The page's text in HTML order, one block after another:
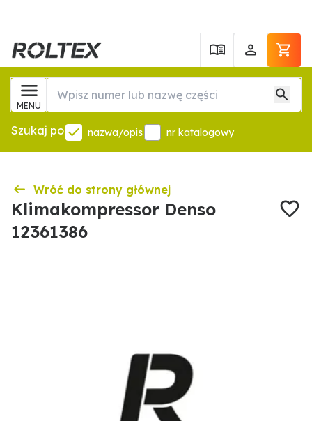
MENU
Szukaj po nazwa/opis nr katalogowy
Wróć do strony głównej
Klimakompressor Denso
12361386